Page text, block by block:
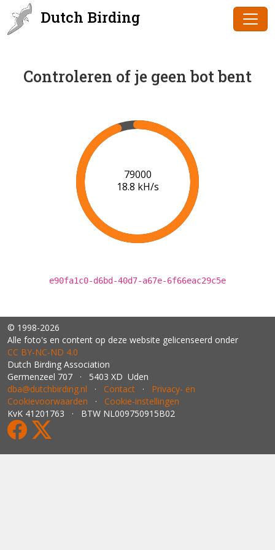
Dutch Birding
Controleren of je geen bot bent
80000
18.8 kH/s
e90fa1c0-d6bd-40d7-a67e-6f66eac29c5e
© 1998-2026
Alle foto's en content op deze website gelicenseerd onder
CC BY‑NC‑ND 4.0
Dutch Birding Association
Germenzeel 707 · 5403 XD Uden
dba@dutchbirding.nl · Contact · Privacy- en
Cookievoorwaarden · Cookie-instellingen
KvK 41201763 · BTW NL009750915B02